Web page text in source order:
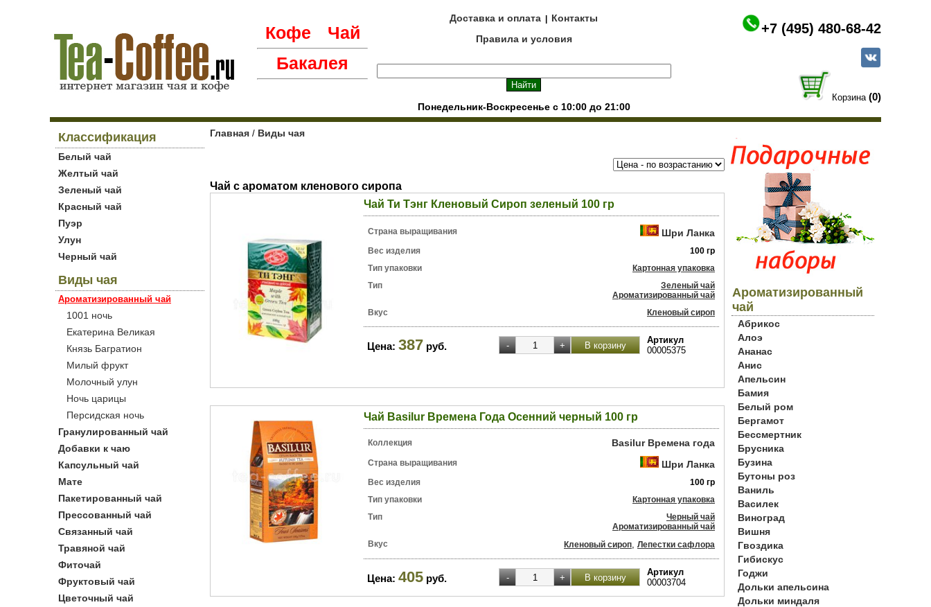
Кофе
Чай
Бакалея
Доставка и оплата
Контакты
Правила и условия
Понедельник-Воскресенье с 10:00 до 21:00
+7 (495) 480-68-42
Корзина (0)
Классификация
Белый чай
Желтый чай
Зеленый чай
Красный чай
Пуэр
Улун
Черный чай
Виды чая
Ароматизированный чай
1001 ночь
Екатерина Великая
Князь Багратион
Милый фрукт
Молочный улун
Ночь царицы
Персидская ночь
Гранулированный чай
Добавки к чаю
Капсульный чай
Мате
Пакетированный чай
Прессованный чай
Связанный чай
Травяной чай
Фиточай
Фруктовый чай
Цветочный чай
Главная / Виды чая
Чай с ароматом кленового сиропа
Чай Ти Тэнг Кленовый Сироп зеленый 100 гр
Страна выращивания Шри Ланка
Вес изделия
100 гр
Тип упаковки
Картонная упаковка
Тип
Зеленый чай
Ароматизированный чай
Вкус
Кленовый сироп
Цена: 387 руб.
Артикул
00005375
Чай Basilur Времена Года Осенний черный 100 гр
Коллекция Basilur Времена года
Страна выращивания Шри Ланка
Вес изделия
100 гр
Тип упаковки
Картонная упаковка
Тип
Черный чай
Ароматизированный чай
Вкус
Кленовый сироп, Лепестки сафлора
Цена: 405 руб.
Артикул
00003704
Ароматизированный
чай
Абрикос
Алоэ
Ананас
Анис
Апельсин
Бамия
Белый ром
Бергамот
Бессмертник
Брусника
Бузина
Бутоны роз
Ваниль
Василек
Виноград
Вишня
Гвоздика
Гибискус
Годжи
Дольки апельсина
Дольки миндаля